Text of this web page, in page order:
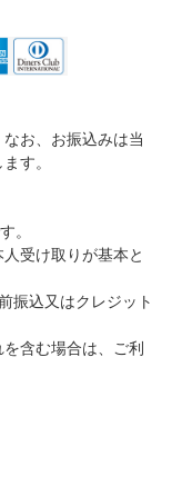
お、お振込みは当
す。
。
受け取りが基本と
振込又はクレジット
含む場合は、ご利